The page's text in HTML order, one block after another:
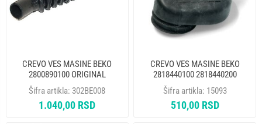
CREVO VES MASINE BEKO
2800890100 ORIGINAL
Šifra artikla: 302BE008
1.040,00 RSD
CREVO VES MASINE BEKO
2818440100 2818440200
Šifra artikla: 15093
510,00 RSD